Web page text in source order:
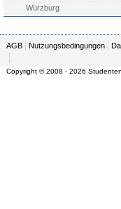
Würzburg
AGB Nutzungsbedingungen
Copyright © 2008 - 2026